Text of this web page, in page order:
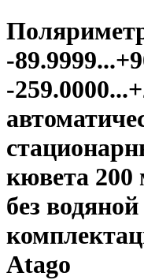
-
-
кювета 200
без
Atago